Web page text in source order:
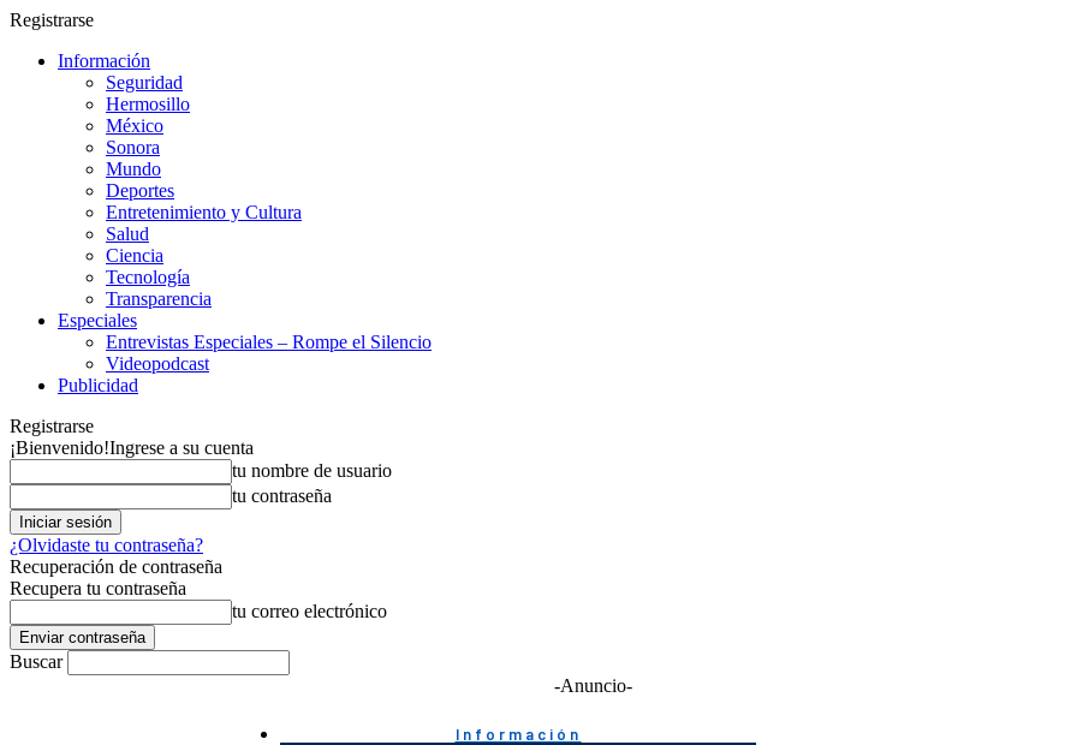
Registrarse
Información
Seguridad
Hermosillo
México
Sonora
Mundo
Deportes
Entretenimiento y Cultura
Salud
Ciencia
Tecnología
Transparencia
Especiales
Entrevistas Especiales – Rompe el Silencio
Videopodcast
Publicidad
Registrarse
¡Bienvenido!Ingrese a su cuenta
tu nombre de usuario
tu contraseña
¿Olvidaste tu contraseña?
Recuperación de contraseña
Recupera tu contraseña
tu correo electrónico
Buscar
-Anuncio-
Información